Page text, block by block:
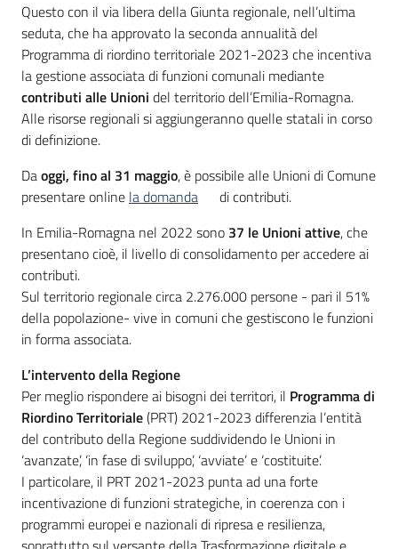
Questo con il via libera della Giunta regionale, nell’ultima
seduta, che ha approvato la seconda annualità del
Programma di riordino territoriale 2021-2023 che incentiva
la gestione associata di funzioni comunali mediante
contributi alle Unioni del territorio dell’Emilia-Romagna.
Alle risorse regionali si aggiungeranno quelle statali in corso
di definizione.
Daoggi, fino al 31 maggio, è possibile alle Unioni di Comune
presentare online la domanda
di contributi.
In Emilia-Romagna nel 2022 sono 37 le Unioni attive, che
presentano cioè, il livello di consolidamento per accedere ai
contributi.
Sul territorio regionale circa 2.276.000 persone - pari il 51%
della popolazione- vive in comuni che gestiscono le funzioni
in forma associata.
L’intervento della Regione
Per meglio rispondere ai bisogni dei territori, il Programma di
Riordino Territoriale(PRT) 2021-2023 differenzia l’entità
del contributo della Regione suddividendo le Unioni in
‘avanzate’, ‘in fase di sviluppo’, ‘avviate’ e ‘costituite’.
I particolare, il PRT 2021-2023 punta ad una forte
incentivazione di funzioni strategiche, in coerenza con i
programmi europei e nazionali di ripresa e resilienza,